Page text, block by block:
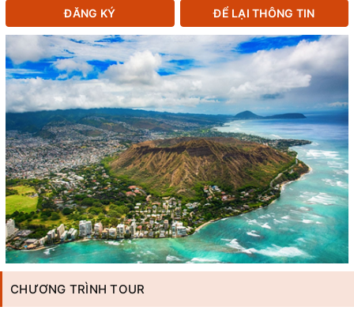
CHƯƠNG TRÌNH TOUR
ĐĂNG KÝ ĐỂ LẠI THÔNG TIN